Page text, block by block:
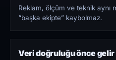
Reklam, ölçüm ve teknik aynı
“başka ekipte” kaybolmaz.
Veri doğruluğu önce gelir